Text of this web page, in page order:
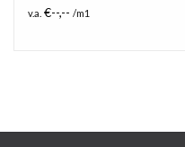
v.a. €--,-- /m1